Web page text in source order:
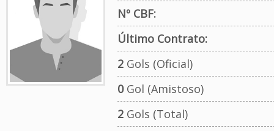
Nº CBF:
Último Contrato:
2Gols (Oficial)
0Gol (Amistoso)
2Gols (Total)